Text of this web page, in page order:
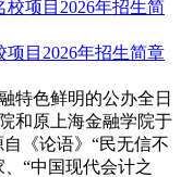
项目2026年招生简章
特色鲜明的公办全日
和原上海金融学院于
《论语》“民无信不
“中国现代会计之